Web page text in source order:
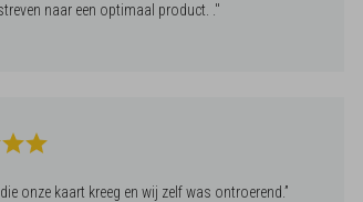
naar een optimaal product. .''
onze kaart kreeg en wij zelf was ontroerend.”